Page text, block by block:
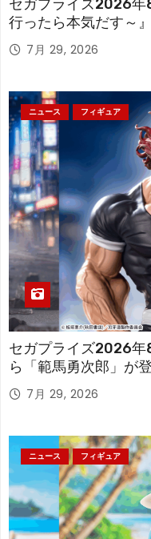
セガプライズ2026
行ったら本気だす～
アが登場！
7月 29, 2026
ニュース フィギュア
セガプライズ2026年
ら「範馬勇次郎」が
7月 29, 2026
ニュース フィギュア